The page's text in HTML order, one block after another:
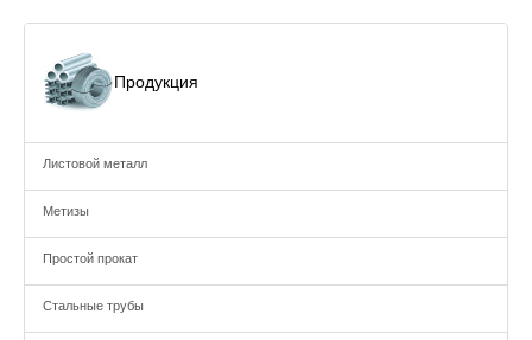
Продукция
Листовой металл
Метизы
Простой прокат
Стальные трубы